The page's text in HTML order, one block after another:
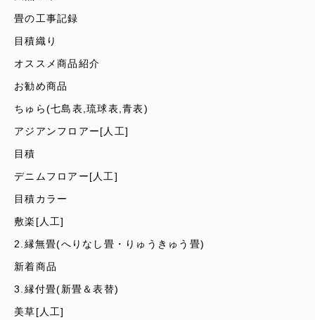
畳の工事記録
目積織り
オススメ商品紹介
お勧め商品
ちゅら(七島表,琉球表,青表)
アジアンフロアー[人工]
目積
デニムフロアー[人工]
目積カラー
敷楽[人工]
2.縁無畳(へりなし畳・りゅうきゅう畳)
新着商品
3.縁付畳(新畳＆表替)
美草[人工]